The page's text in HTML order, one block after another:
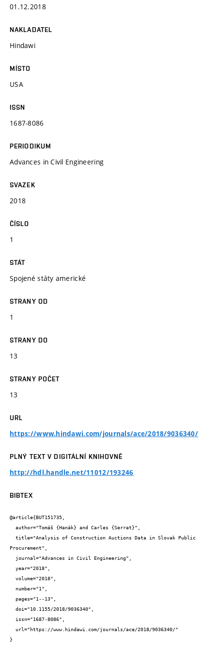
01.12.2018
NAKLADATEL
Hindawi
MÍSTO
USA
ISSN
1687-8086
PERIODIKUM
Advances in Civil Engineering
SVAZEK
2018
ČÍSLO
1
STÁT
Spojené státy americké
STRANY OD
1
STRANY DO
13
STRANY POČET
13
URL
https://www.hindawi.com/journals/ace/2018/9036340/
PLNÝ TEXT V DIGITÁLNÍ KNIHOVNĚ
http://hdl.handle.net/11012/193246
BIBTEX
@article{BUT151735,
Procurement",
}